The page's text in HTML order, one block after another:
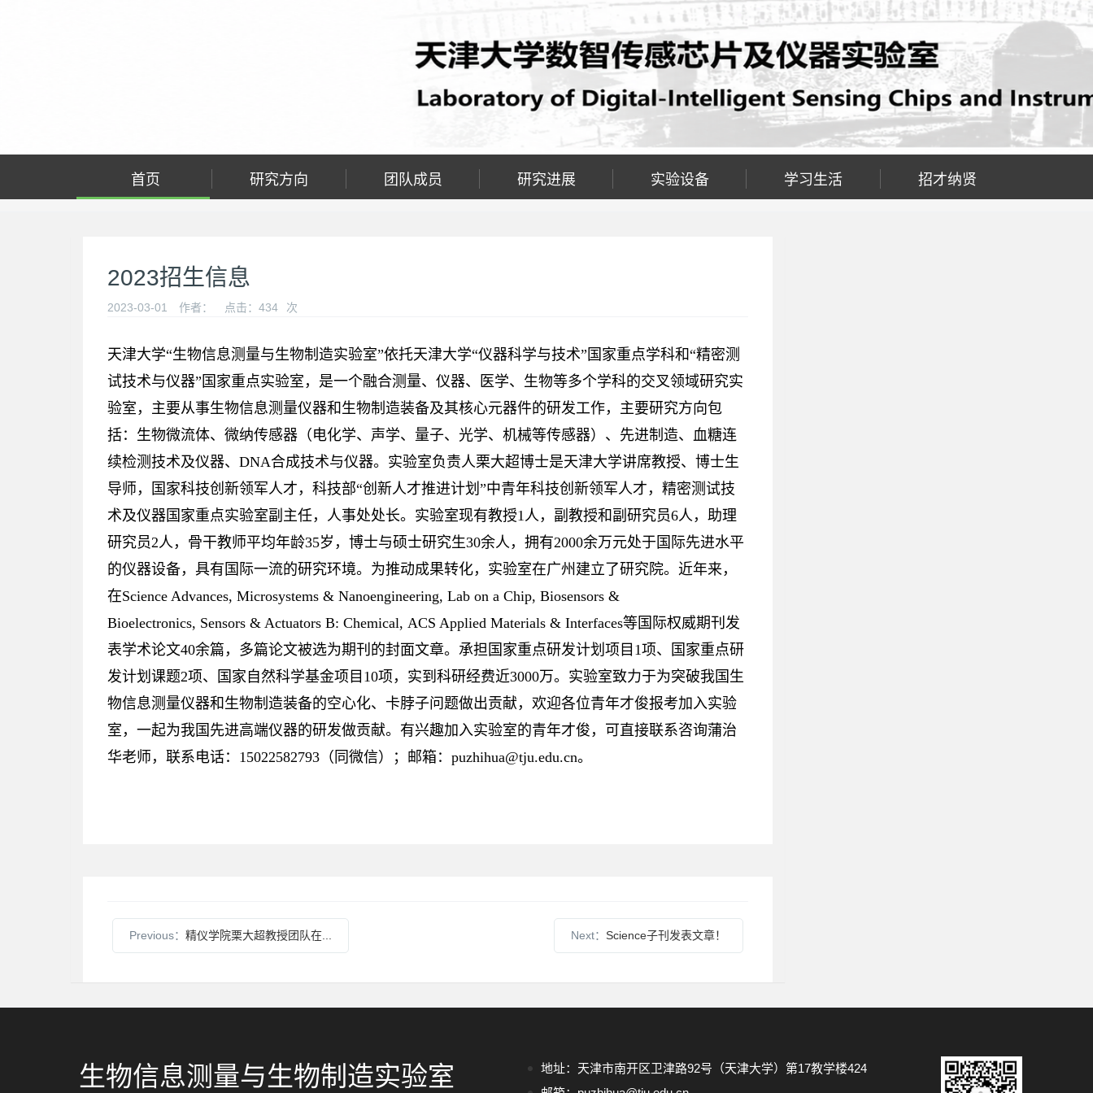
首页 研究方向 团队成员 研究进展 实验设备 学习生活 招才纳贤
2023招生信息
2023-03-01 作者： 点击： 434 次
天津大学“生物信息测量与生物制造实验室”依托天津大学“仪器科学与技术”国家重点学科和“精密测
试技术与仪器”国家重点实验室，是一个融合测量、仪器、医学、生物等多个学科的交叉领域研究实
验室，主要从事生物信息测量仪器和生物制造装备及其核心元器件的研发工作，主要研究方向包
括：生物微流体、微纳传感器（电化学、声学、量子、光学、机械等传感器）、先进制造、血糖连
续检测技术及仪器、DNA合成技术与仪器。实验室负责人栗大超博士是天津大学讲席教授、博士生
导师，国家科技创新领军人才，科技部“创新人才推进计划”中青年科技创新领军人才，精密测试技
术及仪器国家重点实验室副主任，人事处处长。实验室现有教授1人，副教授和副研究员6人，助理
研究员2人，骨干教师平均年龄35岁，博士与硕士研究生30余人，拥有2000余万元处于国际先进水平
的仪器设备，具有国际一流的研究环境。为推动成果转化，实验室在广州建立了研究院。近年来，
在Science Advances, Microsystems & Nanoengineering, Lab on a Chip, Biosensors &
Bioelectronics, Sensors & Actuators B: Chemical, ACS Applied Materials & Interfaces等国际权威期刊发
表学术论文40余篇，多篇论文被选为期刊的封面文章。承担国家重点研发计划项目1项、国家重点研
发计划课题2项、国家自然科学基金项目10项，实到科研经费近3000万。实验室致力于为突破我国生
物信息测量仪器和生物制造装备的空心化、卡脖子问题做出贡献，欢迎各位青年才俊报考加入实验
室，一起为我国先进高端仪器的研发做贡献。有兴趣加入实验室的青年才俊，可直接联系咨询蒲治
华老师，联系电话：15022582793（同微信）；邮箱：puzhihua@tju.edu.cn。
Previous： 精仪学院栗大超教授团队在... Next： Science子刊发表文章！
生物信息测量与生物制造实验室
地址：天津市南开区卫津路92号（天津大学）第17教学楼424